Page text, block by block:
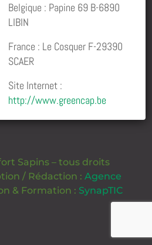
Belgique : Papine 69 B-6890
LIBIN
France : Le Cosquer F-29390
SCAER
Site Internet :
http://www.greencap.be
Sapins – tous droits
/ Rédaction : Agence
& Formation : SynapTIC